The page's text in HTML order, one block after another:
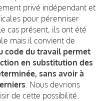
privé indépendant et
pour pérenniser
cas présent, ils ont été
mais il convient de
code du travail permet
en substitution des
sans avoir à
. Nous devrions
de cette possibilité.